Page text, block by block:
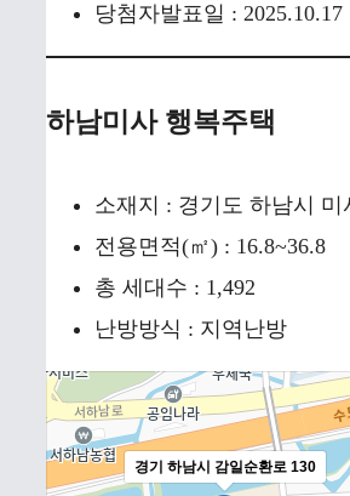
당첨자발표일 : 2025.10.17
하남미사 행복주택
소재지 : 경기도 하남시
전용면적(㎡) : 16.8~36.8
총 세대수 : 1,492
난방방식 : 지역난방
경기 하남시 감일순환로 130